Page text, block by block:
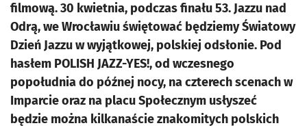
filmową. 30 kwietnia, podczas finału 53. Jazzu nad
Odrą, we Wrocławiu świętować będziemy Światowy
Dzień Jazzu w wyjątkowej, polskiej odsłonie. Pod
hasłem POLISH JAZZ-YES!, od wczesnego
popołudnia do późnej nocy, na czterech scenach w
Imparcie oraz na placu Społecznym usłyszeć
będzie można kilkanaście znakomitych polskich